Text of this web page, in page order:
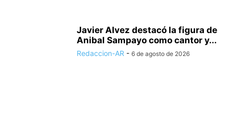
Javier Alvez destacó la figura de
Anibal Sampayo como cantor y...
Redaccion-AR - 6 de agosto de 2026